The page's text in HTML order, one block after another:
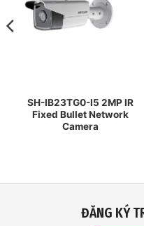
SH-IB23TG0-I5 2MP IR
Fixed Bullet Network
Camera
ĐĂNG KÝ